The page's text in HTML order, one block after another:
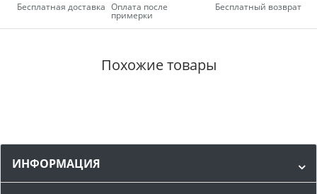
Бесплатная доставка Оплата после
примерки
Бесплатный возврат
Похожие товары
ИНФОРМАЦИЯ